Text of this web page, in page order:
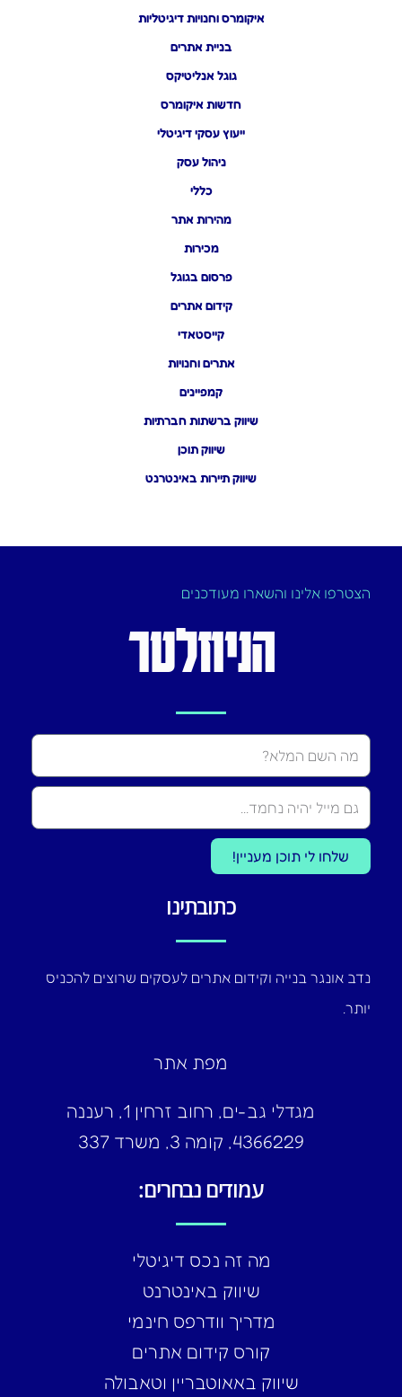
איקומרס וחנויות דיגיטליות
בניית אתרים
גוגל אנליטיקס
חדשות איקומרס
ייעוץ עסקי דיגיטלי
ניהול עסק
כללי
מהירות אתר
מכירות
פרסום בגוגל
קידום אתרים
קייסטאדי
אתרים וחנויות
קמפיינים
שיווק ברשתות חברתיות
שיווק תוכן
שיווק תיירות באינטרנט
עמודים נבחרים:
מה זה נכס דיגיטלי
שיווק באינטרנט
מדריך וודרפס חינמי
קורס קידום אתרים
שיווק באאוטבריין וטאבולה
כתובתינו
נדב אונגר בנייה וקידום אתרים לעסקים שרוצים להכניס
יותר.
מפת אתר
מגדלי גב-ים, רחוב זרחין 1, רעננה
4366229, קומה 3, משרד 337
הצטרפו אלינו והשארו מעודכנים
הניוזלטר
Name
שלחו לי תוכן מעניין!